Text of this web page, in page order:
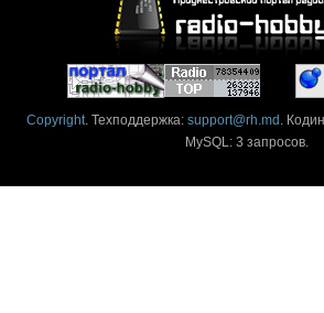
Copyright. Техподдержка: support@rh.md .
MySQL: 3 запросов.